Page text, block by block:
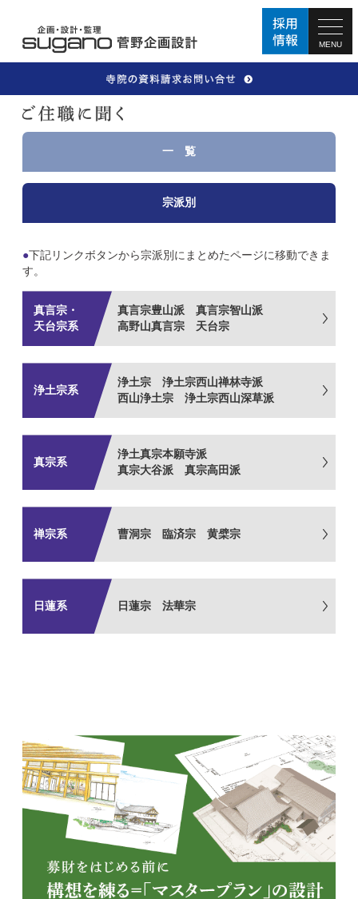
MENU
一 覧
宗派別
●下記リンクボタンから宗派別にまとめたページに移動できま
す。
真言宗・
天台宗系
真言宗豊山派 真言宗智山派
高野山真言宗 天台宗
浄土宗系
浄土宗 浄土宗西山禅林寺派
西山浄土宗 浄土宗西山深草派
真宗系
浄土真宗本願寺派
真宗大谷派 真宗高田派
禅宗系 曹洞宗 臨済宗 黄檗宗
日蓮系 日蓮宗 法華宗